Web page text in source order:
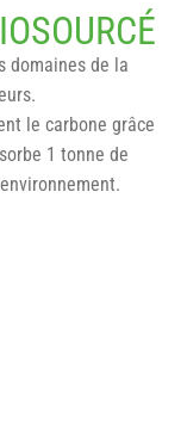
domaines de la
le carbone grâce
1 tonne de